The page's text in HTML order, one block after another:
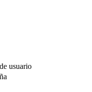
usuario